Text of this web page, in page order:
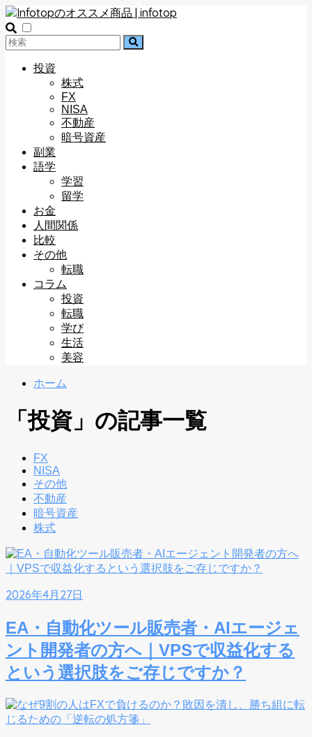
投資
株式
FX
NISA
不動産
暗号資産
副業
語学
学習
留学
お金
人間関係
比較
その他
転職
コラム
投資
転職
学び
生活
美容
ホーム
「投資」の記事一覧
FX
NISA
その他
不動産
暗号資産
株式
2026年4月27日
EA・自動化ツール販売者・AIエージェ
ント開発者の方へ｜VPSで収益化する
という選択肢をご存じですか？